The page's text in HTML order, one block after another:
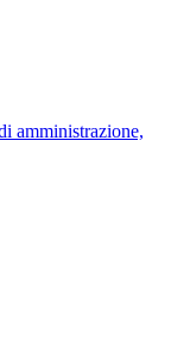
amministrazione,